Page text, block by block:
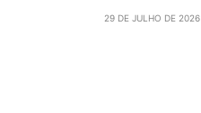
29 DE JULHO DE 2026